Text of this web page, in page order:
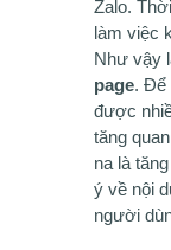
Zalo.
làm việc
Như vậy
page. Để
được
tăng
na là
ý về nội
người